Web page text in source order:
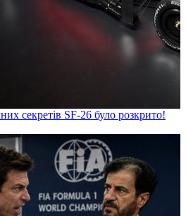
секретів SF-26 було розкрито!